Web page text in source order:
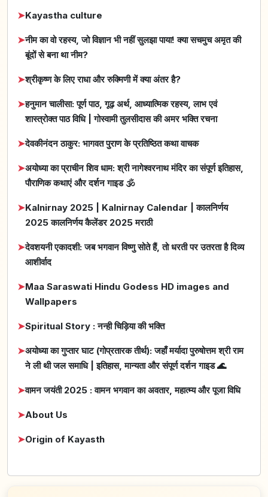
➤Kayastha culture
➤नीम का वो रहस्य, जो विज्ञान भी नहीं सुलझा पाया! क्या सचमुच अमृत की
बूंदों से बना था नीम?
➤श्रीकृष्ण के लिए राधा और रुक्मिणी में क्या अंतर है?
➤हनुमान चालीसा: पूर्ण पाठ, गूढ़ अर्थ, आध्यात्मिक रहस्य, लाभ एवं
शास्त्रोक्त पाठ विधि | गोस्वामी तुलसीदास की अमर भक्ति रचना
➤देवकीनंदन ठाकुर: भागवत पुराण के प्रतिष्ठित कथा वाचक
➤अयोध्या का प्राचीन शिव धाम: श्री नागेश्वरनाथ मंदिर का संपूर्ण इतिहास,
पौराणिक कथाएं और दर्शन गाइड 🕉️
➤Kalnirnay 2025 | Kalnirnay Calendar | कालनिर्णय
2025 कालनिर्णय कैलेंडर 2025 मराठी
➤देवशयनी एकादशी: जब भगवान विष्णु सोते हैं, तो धरती पर उतरता है दिव्य
आशीर्वाद
➤Maa Saraswati Hindu Godess HD images and
Wallpapers
➤Spiritual Story : नन्ही चिड़िया की भक्ति
➤अयोध्या का गुप्तार घाट (गोप्रतारक तीर्थ): जहाँ मर्यादा पुरुषोत्तम श्री राम
ने ली थी जल समाधि | इतिहास, मान्यता और संपूर्ण दर्शन गाइड 🌊
➤वामन जयंती 2025 : वामन भगवान का अवतार, महात्म्य और पूजा विधि
➤About Us
➤Origin of Kayasth